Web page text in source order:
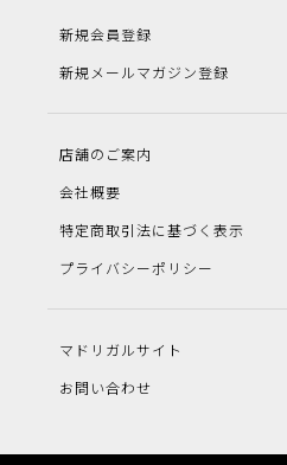
新規会員登録
新規メールマガジン登録
店舗のご案内
会社概要
特定商取引法に基づく表示
プライバシーポリシー
マドリガルサイト
お問い合わせ